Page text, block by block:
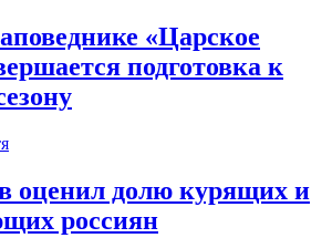
«Царское
подготовка к
оценил долю курящих и
россиян